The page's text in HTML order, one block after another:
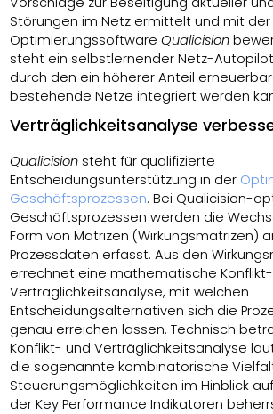
Störungen im Netz ermittelt und mit der
OptimierungssoftwareQualicision
steht ein selbstlernender Netz-
durch den ein höherer Anteil
bestehende Netze integriert werden
Verträglichkeitsanalyse
Qualicision steht für qualifizierte
Entscheidungsunterstützung in der
Geschäftsprozessen. Bei Qualicision-
Geschäftsprozessen werden die
Form von Matrizen (Wirkungsmatrizen)
Prozessdaten erfasst. Aus den
errechnet eine mathematische
Verträglichkeitsanalyse, mit welchen
Entscheidungsalternativen sich die
genau erreichen lassen. Technisch
Konflikt- und Verträglichkeitsanalyse
die sogenannte kombinatorische
Steuerungsmöglichkeiten im Hinblick
der Key Performance Indikatoren